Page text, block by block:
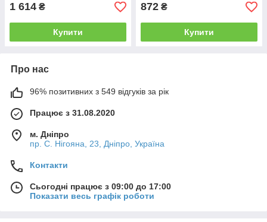
1 614 ₴
Купити
872 ₴
Купити
Про нас
96% позитивних з 549 відгуків за рік
Працює з 31.08.2020
м. Дніпро
пр. С. Нігояна, 23, Дніпро, Україна
Контакти
Сьогодні працює з 09:00 до 17:00
Показати весь графік роботи